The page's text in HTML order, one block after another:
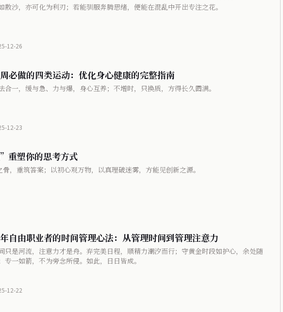
散沙，亦可化为利刃；若能驯服奔腾思绪，便能在混乱中开出专注之花。
12-26
必做的四类运动：优化身心健康的完整指南
合一，缓与急、力与爆，身心互养；不增时，只换质，方得长久圆满。
12-23
重塑你的思考方式
，重筑答案；以初心观万物，以真理破迷雾，方能见创新之源。
自由职业者的时间管理心法：从管理时间到管理注意力
只是河流，注意力才是舟。弃完美日程，顺精力潮汐而行；守黄金时段如护心，余处随
专一如箭，不为旁念所侵。如此，日日皆成。
12-22